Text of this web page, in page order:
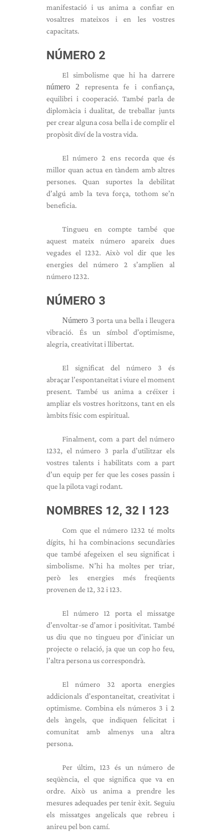
manifestació i us anima a confiar en
vosaltres mateixos i en les vostres
capacitats.
NÚMERO 2
El simbolisme que hi ha darrere
número 2 representa fe i confiança,
equilibri i cooperació. També parla de
diplomàcia i dualitat, de treballar junts
per crear alguna cosa bella i de complir el
propòsit diví de la vostra vida.
El número 2 ens recorda que és
millor quan actua en tàndem amb altres
persones. Quan suportes la debilitat
d’algú amb la teva força, tothom se’n
beneficia.
Tingueu en compte també que
aquest mateix número apareix dues
vegades el 1232. Això vol dir que les
energies del número 2 s’amplien al
número 1232.
NÚMERO 3
Número 3 porta una bella i lleugera
vibració. És un símbol d’optimisme,
alegria, creativitat i llibertat.
El significat del número 3 és
abraçar l’espontaneïtat i viure el moment
present. També us anima a créixer i
ampliar els vostres horitzons, tant en els
àmbits físic com espiritual.
Finalment, com a part del número
1232, el número 3 parla d’utilitzar els
vostres talents i habilitats com a part
d’un equip per fer que les coses passin i
que la pilota vagi rodant.
NOMBRES 12, 32 I 123
Com que el número 1232 té molts
dígits, hi ha combinacions secundàries
que també afegeixen el seu significat i
simbolisme. N’hi ha moltes per triar,
però les energies més freqüents
provenen de 12, 32 i 123.
El número 12 porta el missatge
d’envoltar-se d’amor i positivitat. També
us diu que no tingueu por d’iniciar un
projecte o relació, ja que un cop ho feu,
l’altra persona us correspondrà.
El número 32 aporta energies
addicionals d’espontaneïtat, creativitat i
optimisme. Combina els números 3 i 2
dels àngels, que indiquen felicitat i
comunitat amb almenys una altra
persona.
Per últim, 123 és un número de
seqüència, el que significa que va en
ordre. Això us anima a prendre les
mesures adequades per tenir èxit. Seguiu
els missatges angelicals que rebreu i
anireu pel bon camí.